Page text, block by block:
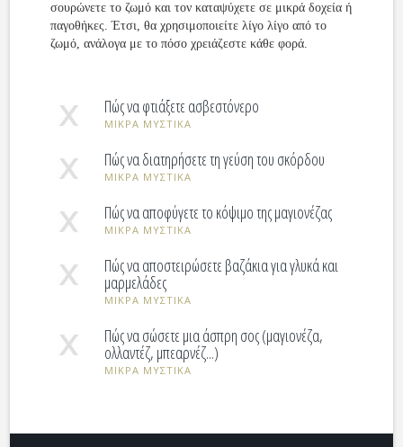
σουρώνετε το ζωμό και τον καταψύχετε σε μικρά δοχεία ή
παγοθήκες. Έτσι, θα χρησιμοποιείτε λίγο λίγο από το
ζωμό, ανάλογα με το πόσο χρειάζεστε κάθε φορά.
Πώς να φτιάξετε ασβεστόνερο
ΜΙΚΡΑ ΜΥΣΤΙΚΑ
Πώς να διατηρήσετε τη γεύση του σκόρδου
ΜΙΚΡΑ ΜΥΣΤΙΚΑ
Πώς να αποφύγετε το κόψιμο της μαγιονέζας
ΜΙΚΡΑ ΜΥΣΤΙΚΑ
Πώς να αποστειρώσετε βαζάκια για γλυκά και
μαρμελάδες
ΜΙΚΡΑ ΜΥΣΤΙΚΑ
Πώς να σώσετε μια άσπρη σος (μαγιονέζα,
ολλαντέζ, μπεαρνέζ...)
ΜΙΚΡΑ ΜΥΣΤΙΚΑ